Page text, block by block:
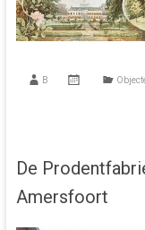
B
De
Amersfoort